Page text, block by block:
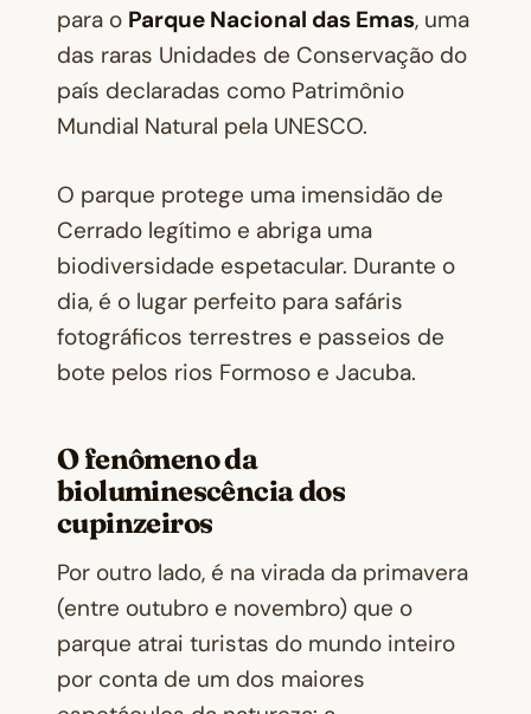
para o Parque Nacional das Emas, uma
das raras Unidades de Conservação do
país declaradas como Patrimônio
Mundial Natural pela UNESCO.
O parque protege uma imensidão de
Cerrado legítimo e abriga uma
biodiversidade espetacular. Durante o
dia, é o lugar perfeito para safáris
fotográficos terrestres e passeios de
bote pelos rios Formoso e Jacuba.
O fenômeno da
bioluminescência dos
cupinzeiros
Por outro lado, é na virada da primavera
(entre outubro e novembro) que o
parque atrai turistas do mundo inteiro
por conta de um dos maiores